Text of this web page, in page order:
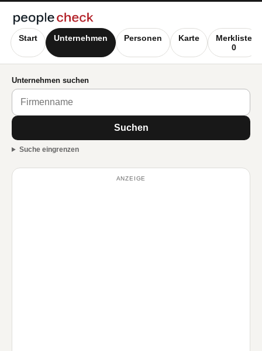
Start Unternehmen Personen Karte
Merkliste
0
Unternehmen suchen
Suchen
Suche eingrenzen
ANZEIGE